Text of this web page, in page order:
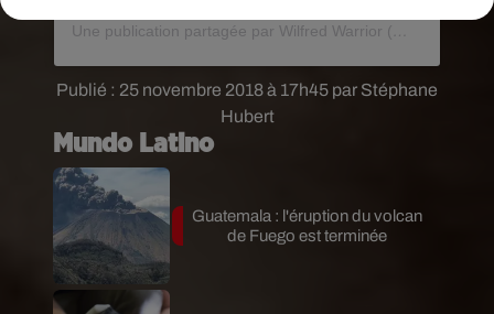
Publié : 25 novembre 2018 à 17h45 par Stéphane
Hubert
Une publication partagée par Wilfred Warrior (@wilfredwarrior)
Mundo Latino
Guatemala : l'éruption du volcan
de Fuego est terminée